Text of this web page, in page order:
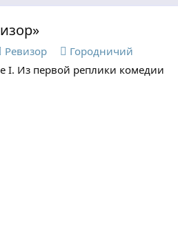
Ревизор
Городничий
I. Из первой реплики комедии